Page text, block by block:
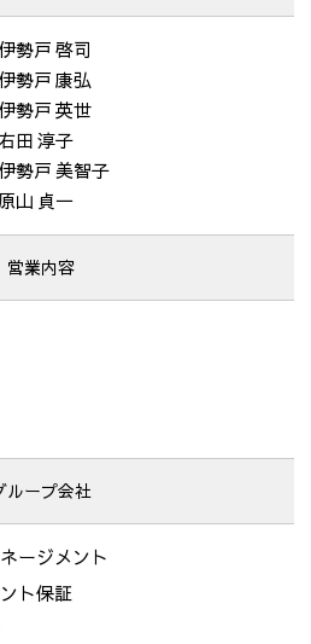
伊勢戸 啓司
伊勢戸 康弘
伊勢戸 英世
田 淳子
伊勢戸 美智子
山 貞一
営業内容
ループ会社
ージメント
ト保証